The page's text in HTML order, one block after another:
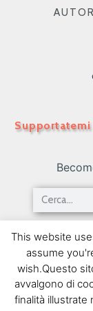
Tango
Montmartre
05/03/2018
This website
assume
wish.Questo
avvalgono di
finalità illustrate